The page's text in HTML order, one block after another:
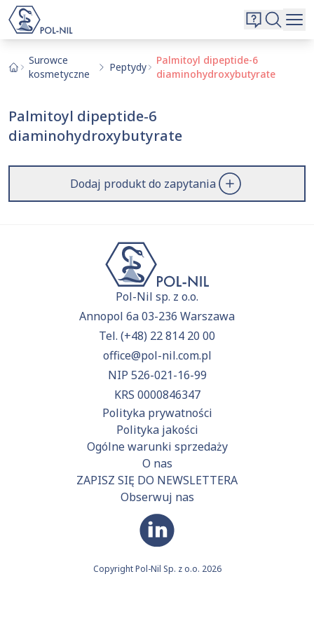
O nas
Kontakt
EN | PL
Surowce
kosmetyczne
Peptydy
Palmitoyl dipeptide-6
diaminohydroxybutyrate
Palmitoyl dipeptide-6
diaminohydroxybutyrate
Dodaj produkt do zapytania
Pol-Nil sp. z o.o.
Annopol 6a 03-236 Warszawa
Tel. (+48) 22 814 20 00
office@pol-nil.com.pl
NIP 526-021-16-99
KRS 0000846347
Polityka prywatności
Polityka jakości
Ogólne warunki sprzedaży
O nas
ZAPISZ SIĘ DO NEWSLETTERA
Obserwuj nas
Copyright Pol-Nil Sp. z o.o. 2026
Wybrane surowce i substancje
Aktualnie niczego nie dodałeś do zapytania.
Przejdź doofertyi dodaj surowce, o których chcesz
Wyszukiwarka
Szukaj